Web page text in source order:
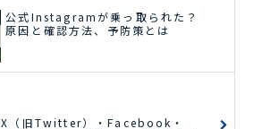
公式Instagramが乗っ取られた？
原因と確認方法、予防策とは
X（旧Twitter）・Facebook・